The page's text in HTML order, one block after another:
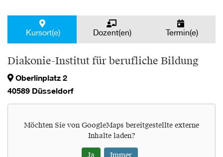
Kursort(e) Dozent(en) Termin(e)
Diakonie-Institut für berufliche Bildung
Oberlinplatz 2
40589 Düsseldorf
Möchten Sie von GoogleMaps bereitgestellte externe
Inhalte laden?
Ja Immer